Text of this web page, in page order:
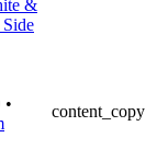
content_copy